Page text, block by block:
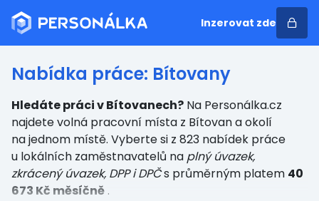
Inzerovat zde
Nabídka práce: Bítovany
Hledáte práci v Bítovanech? Na Personálka.cz
najdete volná pracovní místa z Bítovan a okolí
na jednom místě. Vyberte si z 823 nabídek práce
u lokálních zaměstnavatelů na plný úvazek,
zkrácený úvazek, DPP i DPČs průměrným platem 40
673 Kč měsíčně .